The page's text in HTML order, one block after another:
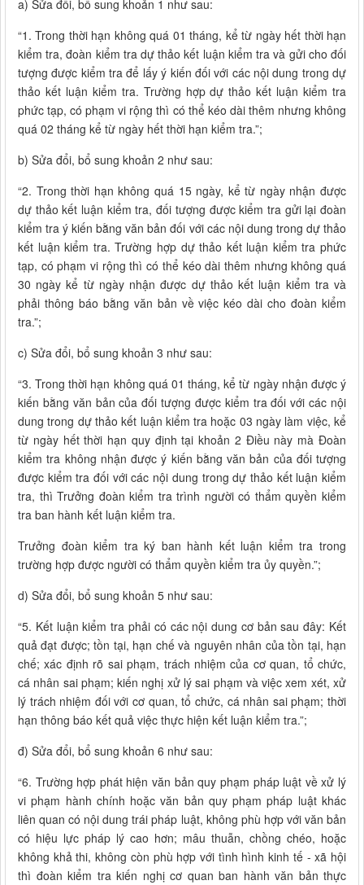
a) Sửa đổi, bổ sung khoản 1 như sau:
“1. Trong thời hạn không quá 01 tháng, kể từ ngày hết thời hạn
kiểm tra, đoàn kiểm tra dự thảo kết luận kiểm tra và gửi cho đối
tượng được kiểm tra để lấy ý kiến đối với các nội dung trong dự
thảo kết luận kiểm tra. Trường hợp dự thảo kết luận kiểm tra
phức tạp, có phạm vi rộng thì có thể kéo dài thêm nhưng không
quá 02 tháng kể từ ngày hết thời hạn kiểm tra.”;
b) Sửa đổi, bổ sung khoản 2 như sau:
“2. Trong thời hạn không quá 15 ngày, kể từ ngày nhận được
dự thảo kết luận kiểm tra, đối tượng được kiểm tra gửi lại đoàn
kiểm tra ý kiến bằng văn bản đối với các nội dung trong dự thảo
kết luận kiểm tra. Trường hợp dự thảo kết luận kiểm tra phức
tạp, có phạm vi rộng thì có thể kéo dài thêm nhưng không quá
30 ngày kể từ ngày nhận được dự thảo kết luận kiểm tra và
phải thông báo bằng văn bản về việc kéo dài cho đoàn kiểm
tra.”;
c) Sửa đổi, bổ sung khoản 3 như sau:
“3. Trong thời hạn không quá 01 tháng, kể từ ngày nhận được ý
kiến bằng văn bản của đối tượng được kiểm tra đối với các nội
dung trong dự thảo kết luận kiểm tra hoặc 03 ngày làm việc, kể
từ ngày hết thời hạn quy định tại khoản 2 Điều này mà Đoàn
kiểm tra không nhận được ý kiến bằng văn bản của đối tượng
được kiểm tra đối với các nội dung trong dự thảo kết luận kiểm
tra, thì Trưởng đoàn kiểm tra trình người có thẩm quyền kiểm
tra ban hành kết luận kiểm tra.
Trưởng đoàn kiểm tra ký ban hành kết luận kiểm tra trong
trường hợp được người có thẩm quyền kiểm tra ủy quyền.”;
d) Sửa đổi, bổ sung khoản 5 như sau:
“5. Kết luận kiểm tra phải có các nội dung cơ bản sau đây: Kết
quả đạt được; tồn tại, hạn chế và nguyên nhân của tồn tại, hạn
chế; xác định rõ sai phạm, trách nhiệm của cơ quan, tổ chức,
cá nhân sai phạm; kiến nghị xử lý sai phạm và việc xem xét, xử
lý trách nhiệm đối với cơ quan, tổ chức, cá nhân sai phạm; thời
hạn thông báo kết quả việc thực hiện kết luận kiểm tra.”;
đ) Sửa đổi, bổ sung khoản 6 như sau:
“6. Trường hợp phát hiện văn bản quy phạm pháp luật về xử lý
vi phạm hành chính hoặc văn bản quy phạm pháp luật khác
liên quan có nội dung trái pháp luật, không phù hợp với văn bản
có hiệu lực pháp lý cao hơn; mâu thuẫn, chồng chéo, hoặc
không khả thi, không còn phù hợp với tình hình kinh tế - xã hội
thì đoàn kiểm tra kiến nghị cơ quan ban hành văn bản thực